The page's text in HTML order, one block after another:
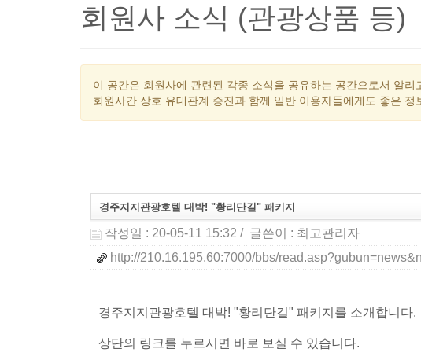
회원사 소식 (관광상품 등)
이 공간은 회원사에 관련된 각종 소식을 공유하는 공간으로서 알
회원사간 상호 유대관계 증진과 함께 일반 이용자들에게도 좋은
경주지지관광호텔 대박! "황리단길" 패키지
작성일 : 20-05-11 15:32 / 글쓴이 : 최고관리자
http://210.16.195.60:7000/bbs/
경주지지관광호텔 대박! "황리단길" 패키지를 소개합니다.
상단의 링크를 누르시면 바로 보실 수 있습니다.